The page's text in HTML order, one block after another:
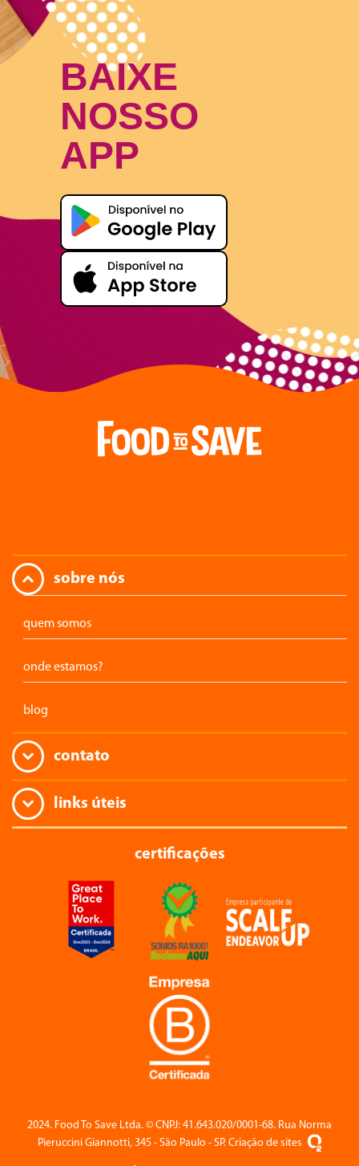
BAIXE
NOSSO
APP
sobre nós
quem somos
onde estamos?
blog
contato
links úteis
certificações
2024. Food To Save Ltda. ©️ CNPJ: 41.643.020/0001-68. Rua Norma
Pieruccini Giannotti, 345 - São Paulo - SP. Criação de sites